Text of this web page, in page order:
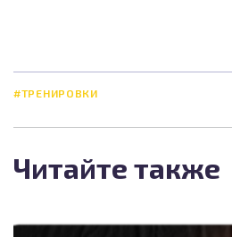
#ТРЕНИРОВКИ
Читайте также